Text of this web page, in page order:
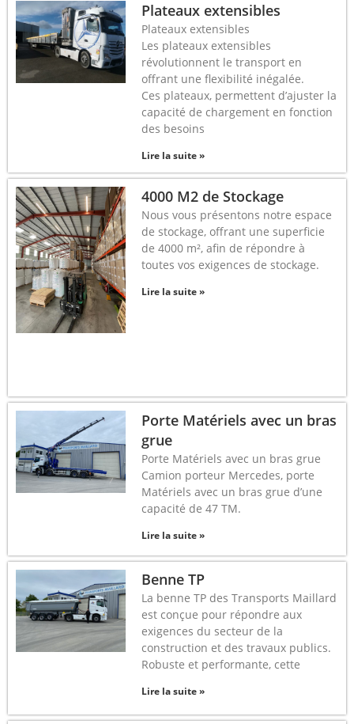
Plateaux extensibles
Plateaux extensibles
Les plateaux extensibles
révolutionnent le transport en
offrant une flexibilité inégalée.
Ces plateaux, permettent d’ajuster la
capacité de chargement en fonction
des besoins
Lire la suite »
4000 M2 de Stockage
Nous vous présentons notre espace
de stockage, offrant une superficie
de 4000 m², afin de répondre à
toutes vos exigences de stockage.
Lire la suite »
Porte Matériels avec un bras
grue
Porte Matériels avec un bras grue
Camion porteur Mercedes, porte
Matériels avec un bras grue d’une
capacité de 47 TM.
Lire la suite »
Benne TP
La benne TP des Transports Maillard
est conçue pour répondre aux
exigences du secteur de la
construction et des travaux publics.
Robuste et performante, cette
Lire la suite »